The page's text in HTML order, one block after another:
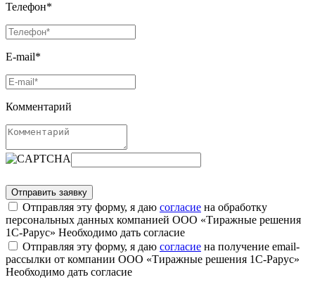
Телефон*
E-mail*
Комментарий
Отправляя эту форму, я даю согласие на обработку
персональных данных компанией ООО «Тиражные решения
1С-Рарус» Необходимо дать согласие
Отправляя эту форму, я даю согласие на получение email-
рассылки от компании ООО «Тиражные решения 1С-Рарус»
Необходимо дать согласие